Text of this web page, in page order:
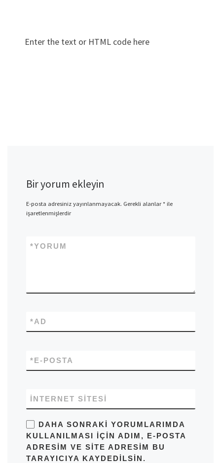
Enter the text or HTML code here
Bir yorum ekleyin
E-posta adresiniz yayınlanmayacak. Gerekli alanlar*ile
işaretlenmişlerdir
YORUM
*
AD
*
E-POSTA
*
İNTERNET SITESI
DAHA SONRAKI YORUMLARIMDA
KULLANILMASI IÇIN ADIM, E-POSTA
ADRESIM VE SITE ADRESIM BU
TARAYICIYA KAYDEDILSIN.